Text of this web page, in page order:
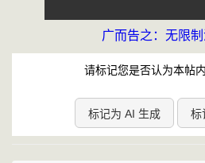
广而告之：无限
请标记您是否认为本帖
标记为 AI 生成 标